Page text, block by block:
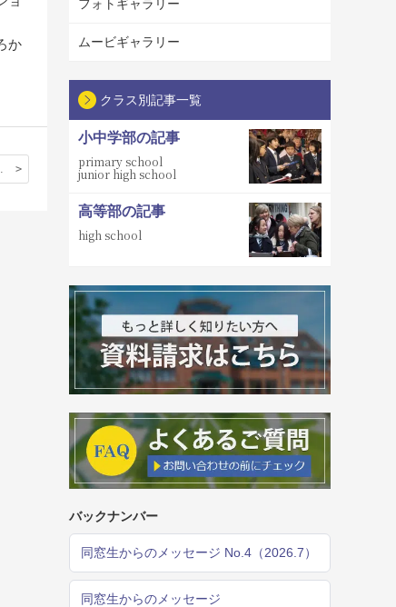
か
活を楽しみたい。
フォトギャラリー
ムービギャラリー
クラス別記事一覧
小中学部の記事
primary school
junior high school
高等部の記事
high school
バックナンバー
同窓生からのメッセージ No.4（2026.7）
同窓生からのメッセージ